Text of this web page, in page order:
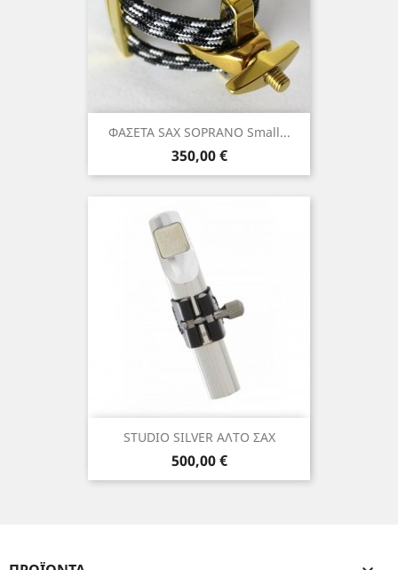
ΦΑΣΕΤΑ SAX SOPRANO Small...
Τιμή
350,00 €
STUDIO SILVER ΑΛΤΟ ΣΑΧ
Τιμή
500,00 €